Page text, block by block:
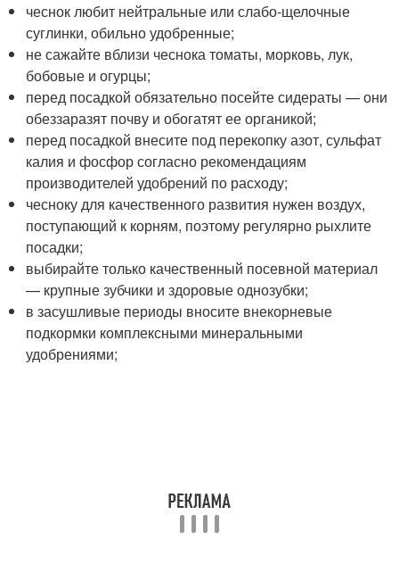
чеснок любит нейтральные или слабо-щелочные
суглинки, обильно удобренные;
не сажайте вблизи чеснока томаты, морковь, лук,
бобовые и огурцы;
перед посадкой обязательно посейте сидераты — они
обеззаразят почву и обогатят ее органикой;
перед посадкой внесите под перекопку азот, сульфат
калия и фосфор согласно рекомендациям
производителей удобрений по расходу;
чесноку для качественного развития нужен воздух,
поступающий к корням, поэтому регулярно рыхлите
посадки;
выбирайте только качественный посевной материал
— крупные зубчики и здоровые однозубки;
в засушливые периоды вносите внекорневые
подкормки комплексными минеральными
удобрениями;